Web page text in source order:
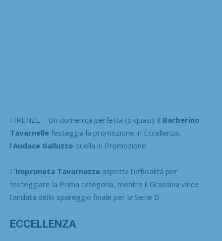
FIRENZE – Un domenica perfetta (o quasi): il Barberino
Tavarnelle festeggia la promozione in Eccellenza,
l’Audace Galluzzo quella in Promozione.
L’Impruneta Tavarnuzze aspetta l’ufficialità per
festeggiare la Prima categoria, mentre il Grassina vince
l’andata dello spareggio finale per la Serie D.
ECCELLENZA